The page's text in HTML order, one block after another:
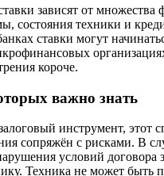
зависят от множества
состояния техники и
ставки могут
короче.
важно знать
инструмент, этот
сопряжён с рисками. В
условий договора
. Техника не может быть